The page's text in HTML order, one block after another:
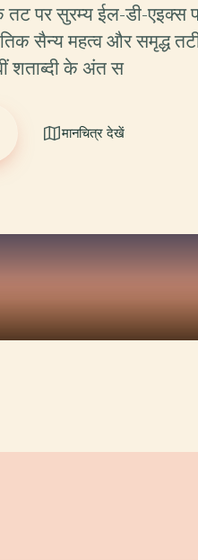
पर सुरम्य ईल-डी-एइक्स
सैन्य महत्व और समृद्ध
शताब्दी के अंत स
मानचित्र देखें